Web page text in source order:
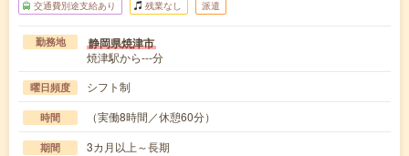
交通費別途支給あり 残業なし 派遣
勤務地 静岡県焼津市
焼津駅から---分
曜日頻度 シフト制
時間 （実働8時間／休憩60分）
期間 3カ月以上～長期